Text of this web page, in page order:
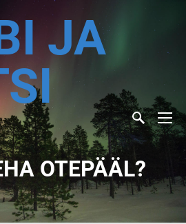
JA
OTEPÄÄL?